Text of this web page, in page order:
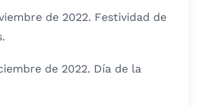
de 2022. Festividad de
de 2022. Día de la